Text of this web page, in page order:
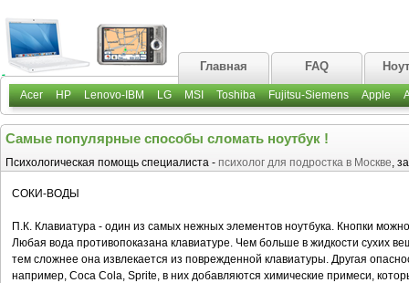
Главная FAQ
Acer HP Lenovo-IBM LG MSI Toshiba Fujitsu-Siemens Apple
Самые популярные способы сломать ноутбук !
Психологическая помощь специалиста - психолог для подростка в Москве,
СОКИ-ВОДЫ
П.К. Клавиатура - один из самых нежных элементов ноутбука. Кнопки
Любая вода противопоказана клавиатуре. Чем больше в жидкости сухих
тем сложнее она извлекается из поврежденной клавиатуры. Другая
например, Coca Cola, Sprite, в них добавляются химические примеси,